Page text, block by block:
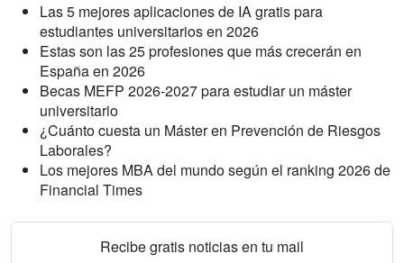
Las 5 mejores aplicaciones de IA gratis para
estudiantes universitarios en 2026
Estas son las 25 profesiones que más crecerán en
España en 2026
Becas MEFP 2026-2027 para estudiar un máster
universitario
¿Cuánto cuesta un Máster en Prevención de Riesgos
Laborales?
Los mejores MBA del mundo según el ranking 2026 de
Financial Times
Recibe gratis noticias en tu mail